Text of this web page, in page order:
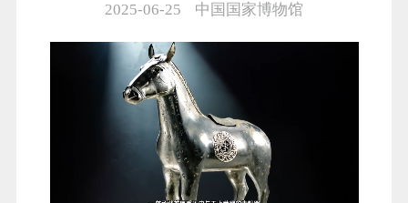
2025-06-25 中国国家博物馆